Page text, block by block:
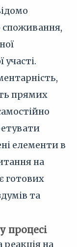
споживання,
участі.
прямих
елементи в
на
готових
та
процесі
на